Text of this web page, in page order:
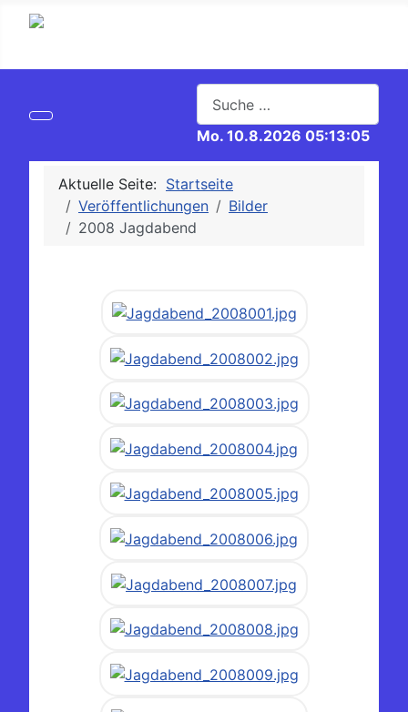
Mo. 10.8.2026 05:13:06
Aktuelle Seite: Startseite
Veröffentlichungen
Bilder
2008 Jagdabend